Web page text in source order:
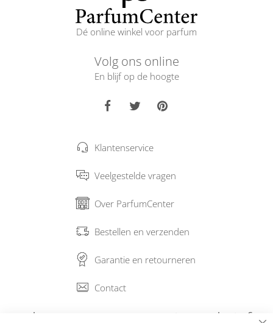
Dé online winkel voor parfum
Volg ons online
En blijf op de hoogte
Klantenservice
Veelgestelde vragen
Over ParfumCenter
Bestellen en verzenden
Garantie en retourneren
Contact